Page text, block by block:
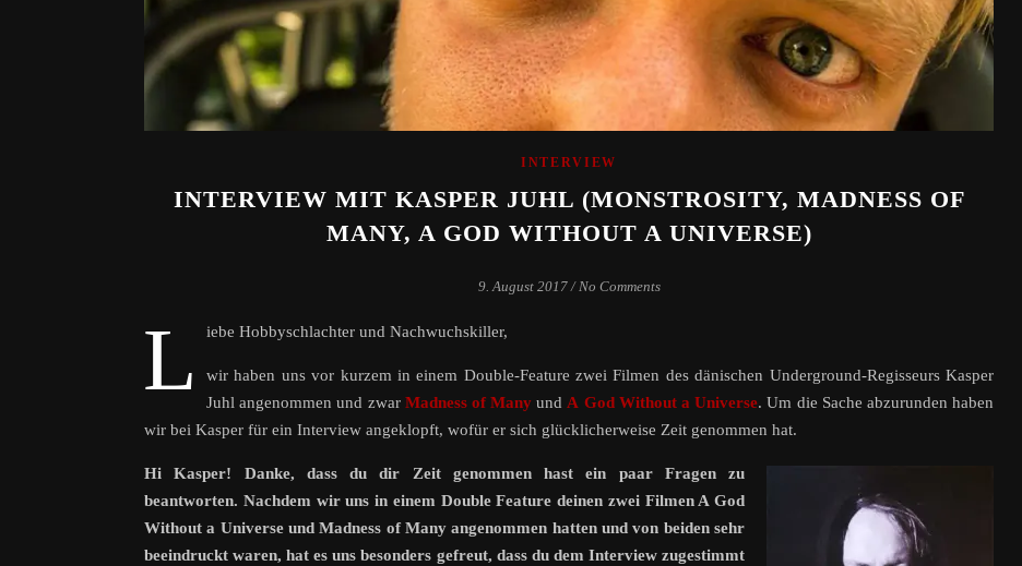
INTERVIEW
INTERVIEW MIT KASPER JUHL (MONSTROSITY, MADNESS OF
MANY, A GOD WITHOUT A UNIVERSE)
9. August 2017 / No Comments
L iebe Hobbyschlachter und Nachwuchskiller,
wir haben uns vor kurzem in einem Double-Feature zwei Filmen des dänischen Underground-Regisseurs Kasper
Juhl angenommen und zwar Madness of Many undA God Without a Universe. Um die Sache abzurunden haben
wir bei Kasper für ein Interview angeklopft, wofür er sich glücklicherweise Zeit genommen hat.
Hi Kasper! Danke, dass du dir Zeit genommen hast ein paar Fragen zu
beantworten. Nachdem wir uns in einem Double Feature deinen zwei Filmen A God
Without a Universe und Madness of Many angenommen hatten und von beiden sehr
beeindruckt waren, hat es uns besonders gefreut, dass du dem Interview zugestimmt